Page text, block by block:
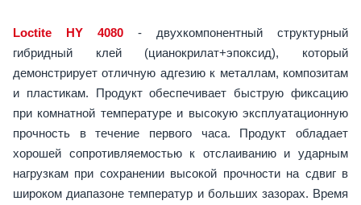
Loctite HY 4080 - двухкомпонентный структурный
гибридный клей (цианокрилат+эпоксид), который
демонстрирует отличную адгезию к металлам, композитам
и пластикам. Продукт обеспечивает быструю фиксацию
при комнатной температуре и высокую эксплуатационную
прочность в течение первого часа. Продукт обладает
хорошей сопротивляемостью к отслаиванию и ударным
нагрузкам при сохранении высокой прочности на сдвиг в
широком диапазоне температур и больших зазорах. Время